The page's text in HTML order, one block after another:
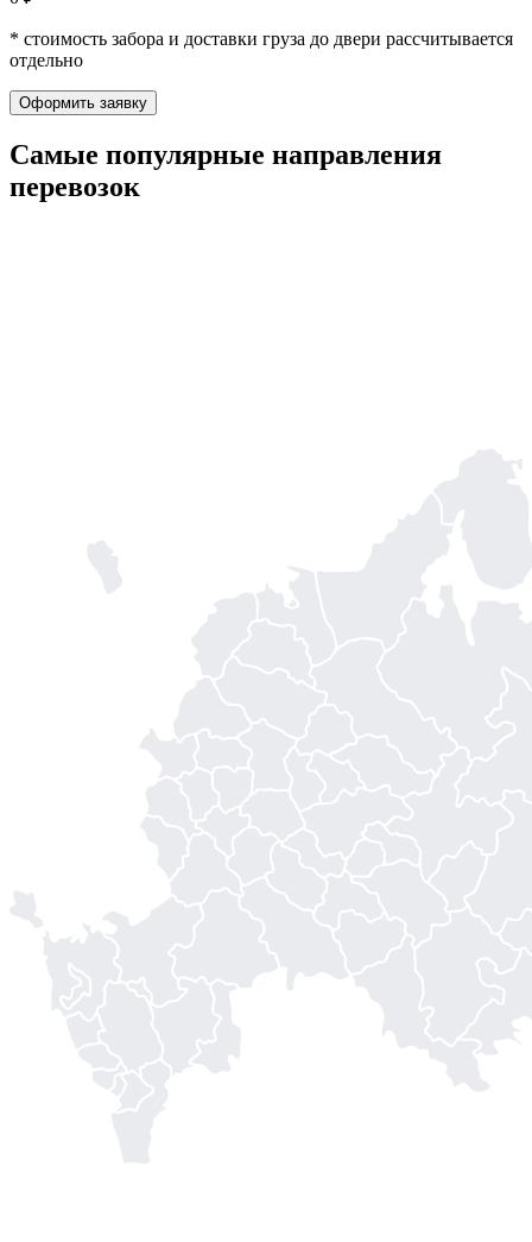
* стоимость забора и доставки груза до двери рассчитывается
отдельно
Оформить заявку
Самые популярные направления
перевозок